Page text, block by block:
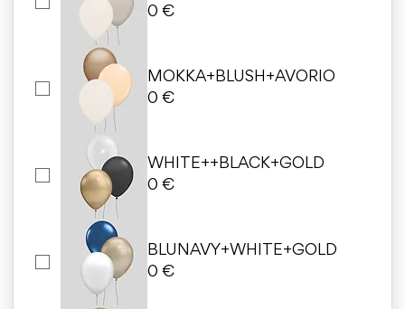
0 €
MOKKA+BLUSH+AVORIO
0 €
WHITE++BLACK+GOLD
0 €
BLUNAVY+WHITE+GOLD
0 €